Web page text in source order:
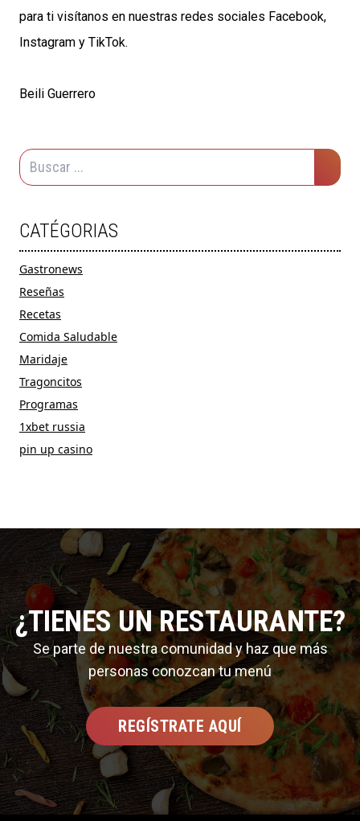
para ti visítanos en nuestras redes sociales Facebook,
Instagram y TikTok.
Beili Guerrero
CATÉGORIAS
Gastronews
Reseñas
Recetas
Comida Saludable
Maridaje
Tragoncitos
Programas
1xbet russia
pin up casino
¿TIENES UN RESTAURANTE?
Se parte de nuestra comunidad y haz que más
personas conozcan tu menú
REGÍSTRATE AQUÍ